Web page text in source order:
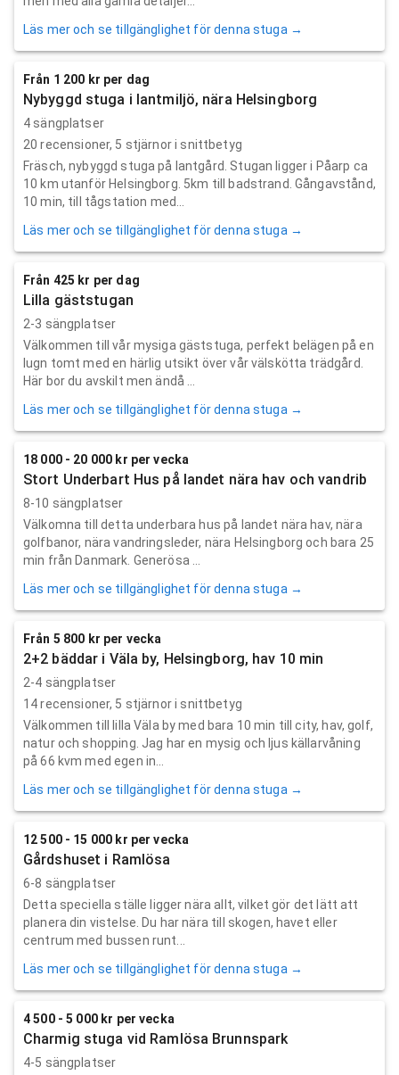
Läs mer och se tillgänglighet för denna stuga →
Från 1 200 kr per dag
Nybyggd stuga i lantmiljö, nära Helsingborg
4 sängplatser
20 recensioner, 5 stjärnor i snittbetyg
Fräsch, nybyggd stuga på lantgård. Stugan ligger i Påarp ca
10 km utanför Helsingborg. 5km till badstrand. Gångavstånd,
10 min, till tågstation med...
Läs mer och se tillgänglighet för denna stuga →
Från 425 kr per dag
Lilla gäststugan
2-3 sängplatser
Välkommen till vår mysiga gäststuga, perfekt belägen på en
lugn tomt med en härlig utsikt över vår välskötta trädgård.
Här bor du avskilt men ändå ...
Läs mer och se tillgänglighet för denna stuga →
18 000 - 20 000 kr per vecka
Stort Underbart Hus på landet nära hav och vandrib
8-10 sängplatser
Välkomna till detta underbara hus på landet nära hav, nära
golfbanor, nära vandringsleder, nära Helsingborg och bara 25
min från Danmark. Generösa ...
Läs mer och se tillgänglighet för denna stuga →
Från 5 800 kr per vecka
2+2 bäddar i Väla by, Helsingborg, hav 10 min
2-4 sängplatser
14recensioner, 5 stjärnor i snittbetyg
Välkommen till lilla Väla by med bara 10 min till city, hav, golf,
natur och shopping. Jag har en mysig och ljus källarvåning
på 66 kvm med egen in...
Läs mer och se tillgänglighet för denna stuga →
12 500 - 15 000 kr per vecka
Gårdshuset i Ramlösa
6-8 sängplatser
Detta speciella ställe ligger nära allt, vilket gör det lätt att
planera din vistelse. Du har nära till skogen, havet eller
centrum med bussen runt...
Läs mer och se tillgänglighet för denna stuga →
4 500 - 5 000 kr per vecka
Charmig stuga vid Ramlösa Brunnspark
4-5 sängplatser